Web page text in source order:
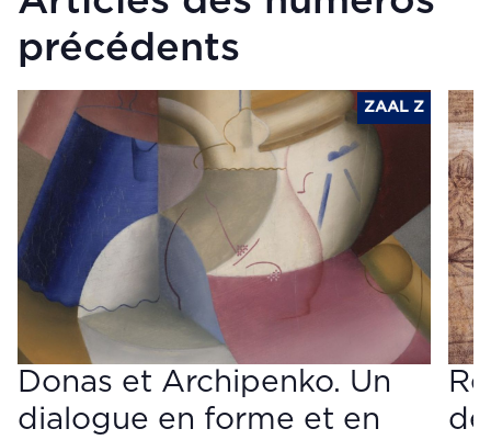
précédents
ZAAL Z
Donas et Archipenko. Un
dialogue en forme et en